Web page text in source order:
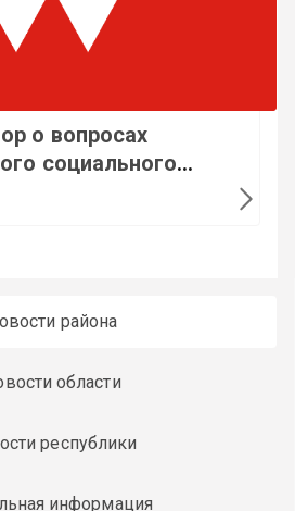
о вопросах
социального
района
области
республики
информация